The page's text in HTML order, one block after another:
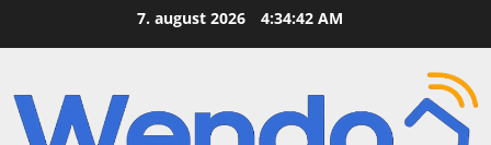
7. august 2026 4:34:43 AM